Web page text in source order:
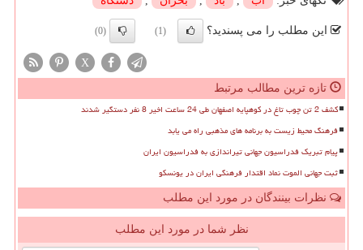
این مطلب را می پسندید؟ (1)
(0)
X
تازه ترین مطالب مرتبط
کشف 2 تن چوب تاغ در کوهپایه اصفهان طی 24 ساعت اخیر 8 نفر دستگیر شدند
فرهنگ محیط زیست به برنامه های مذهبی راه می یابد
پیام تبریک فدراسیون جهانی تیراندازی به فدراسیون ایران
ثبت جهانی الموت نماد اقتدار فرهنگی ایران در یونسکو
نظرات بینندگان در مورد این مطلب
نظر شما در مورد این مطلب